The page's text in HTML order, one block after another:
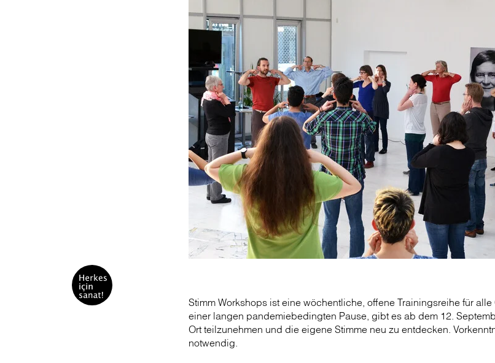
Stimm Workshops ist eine wöchentliche, offene Trainingsreihe für
einer langen pandemiebedingten Pause, gibt es ab dem 12.
Ort teilzunehmen und die eigene Stimme neu zu entdecken.
notwendig.